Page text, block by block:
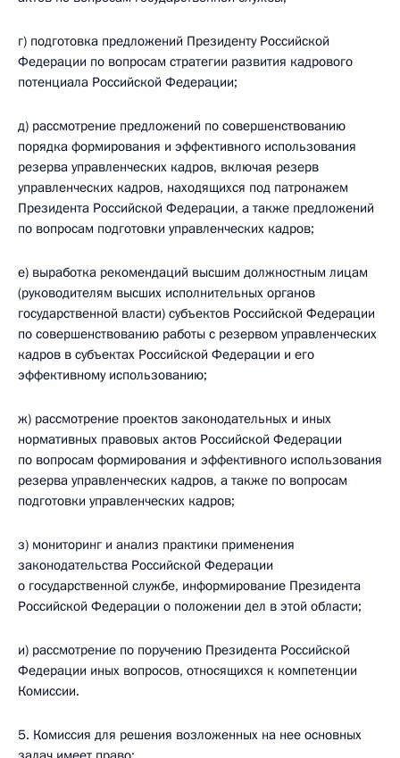
г) подготовка предложений Президенту Российской
Федерации по вопросам стратегии развития кадрового
потенциала Российской Федерации;
д) рассмотрение предложений по совершенствованию
порядка формирования и эффективного использования
резерва управленческих кадров, включая резерв
управленческих кадров, находящихся под патронажем
Президента Российской Федерации, а также предложений
по вопросам подготовки управленческих кадров;
е) выработка рекомендаций высшим должностным лицам
(руководителям высших исполнительных органов
государственной власти) субъектов Российской Федерации
по совершенствованию работы с резервом управленческих
кадров в субъектах Российской Федерации и его
эффективному использованию;
ж) рассмотрение проектов законодательных и иных
нормативных правовых актов Российской Федерации
по вопросам формирования и эффективного использования
резерва управленческих кадров, а также по вопросам
подготовки управленческих кадров;
з) мониторинг и анализ практики применения
законодательства Российской Федерации
о государственной службе, информирование Президента
Российской Федерации о положении дел в этой области;
и) рассмотрение по поручению Президента Российской
Федерации иных вопросов, относящихся к компетенции
Комиссии.
5. Комиссия для решения возложенных на нее основных